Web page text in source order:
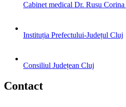
Cabinet medical Dr. Rusu
Instituția Prefectului-Județul Cluj
Consiliul Județean Cluj
Contact